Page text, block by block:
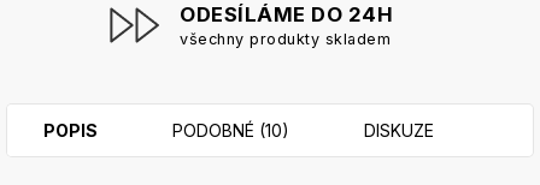
ODESÍLÁME DO 24H
všechny produkty skladem
POPIS PODOBNÉ (10) DISKUZE